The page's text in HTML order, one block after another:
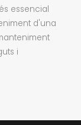
essencial
d'una
i